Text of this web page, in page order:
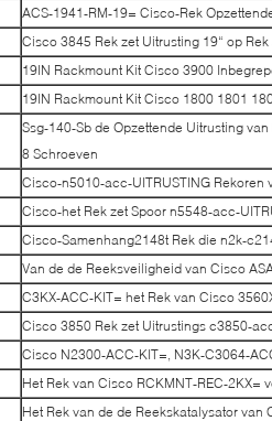
ACS-1941-RM-19= Cisco-Rek
Cisco 3845 Rek zet Uitrusting 19“ op
19IN Rackmount Kit Cisco 3900
19IN Rackmount Kit Cisco 1800 1801
Ssg-140-Sb de Opzettende Uitrusting
8 Schroeven
Cisco-n5010-acc-UITRUSTING Rekoren
Cisco-het Rek zet Spoor n5548-acc-
Cisco-Samenhang2148t Rek die n2k-
Van de de Reeksveiligheid van Cisco
C3KX-ACC-KIT= het Rek van Cisco
Cisco 3850 Rek zet Uitrustings c3850-
Cisco N2300-ACC-KIT=, N3K-C3064-
Het Rek van Cisco RCKMNT-REC-2KX=
Het Rek van de de Reekskatalysator van